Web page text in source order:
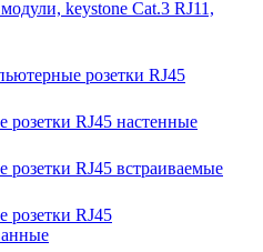
keystone Cat.3 RJ11,
розетки RJ45
розетки RJ45 настенные
розетки RJ45 встраиваемые
розетки RJ45